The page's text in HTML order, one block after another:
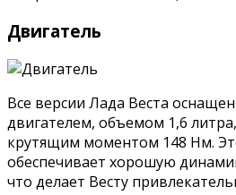
Двигатель
Все версии Лада Веста
двигателем, объемом 1,6
крутящим моментом 148 Нм.
обеспечивает хорошую
что делает Весту